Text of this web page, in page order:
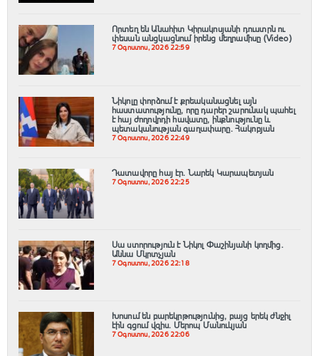
Որտեղ են Անահիտ Կիրակոսյանի դուստրն ու
փեսան անցկացնում իրենց մեղրամիսը (Video)
7 Օգոստոս, 2026 22:59
Նիկոլը փորձում է քրեականացնել այն
հաստատությունը, որը դարեր շարունակ պահել
է հայ ժողովրդի հավատը, ինքնությունը և
պետականության գաղափարը. Հակոբյան
7 Օգոստոս, 2026 22:49
Դատավորը հայ էր․ Նարեկ Կարապետյան
7 Օգոստոս, 2026 22:25
Սա ստորություն է Նիկոլ Փաշինյանի կողմից․
Աննա Մկրտչյան
7 Օգոստոս, 2026 22:18
Խոսում են բարեկրթությունից, բայց երեկ ժնջիլ
էին գցում վզիս. Մերոպ Մանուկյան
7 Օգոստոս, 2026 22:06